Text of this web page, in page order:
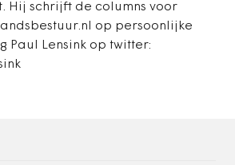
Hij schrijft de columns voor
op persoonlijke
Paul Lensink op twitter: